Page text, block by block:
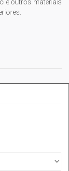
e outros materiais